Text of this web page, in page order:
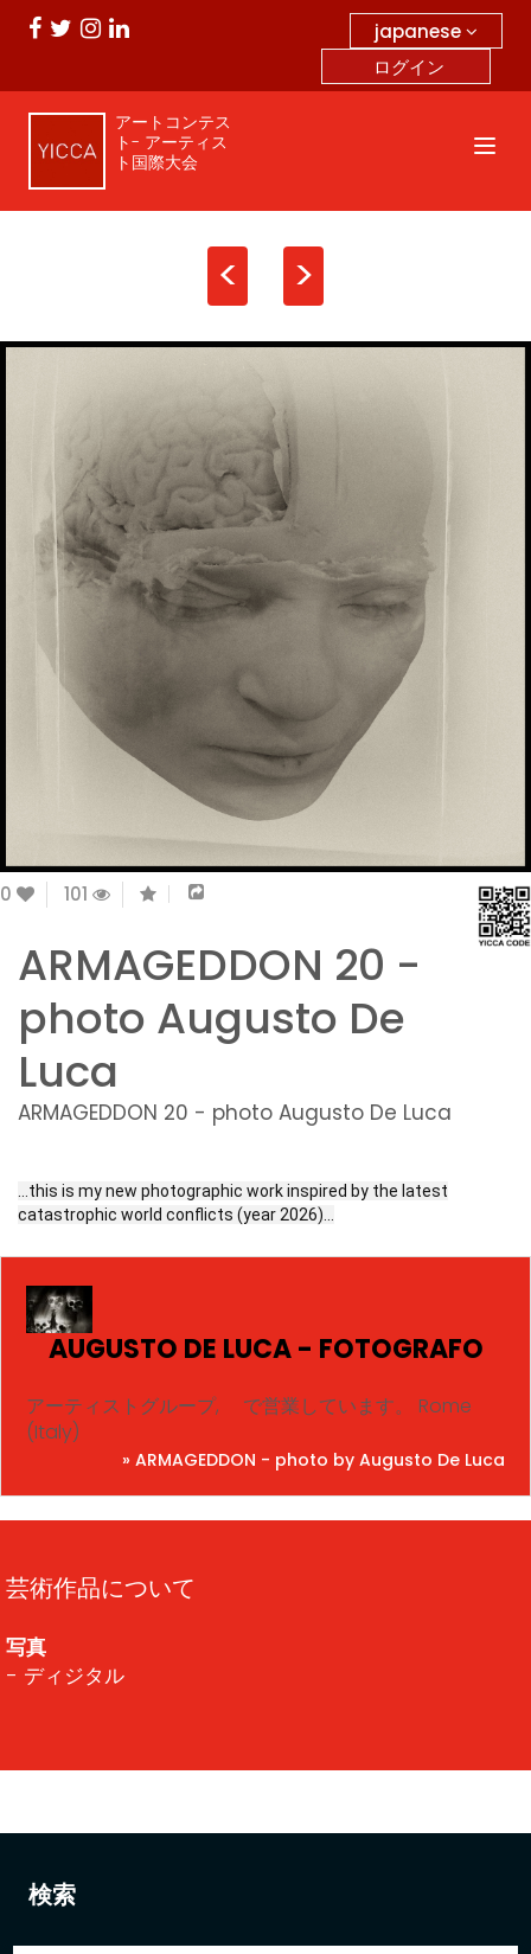
japanese
ログイン
アートコンテス
ト- アーティス
ト国際大会
検索
< >
0 101
ARMAGEDDON 20 -
photo Augusto De
Luca
ARMAGEDDON 20 - photo Augusto De Luca
…this is my new photographic work inspired by the latest
catastrophic world conflicts (year 2026)…
AUGUSTO DE LUCA - FOTOGRAFO
アーティストグループ, で営業しています。 Rome
(Italy)
» ARMAGEDDON - photo by Augusto De Luca
芸術作品について
写真
- ディジタル